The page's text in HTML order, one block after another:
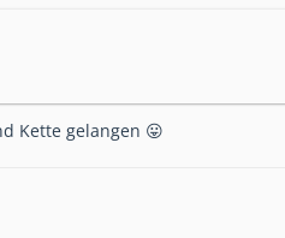
Kette gelangen 😛